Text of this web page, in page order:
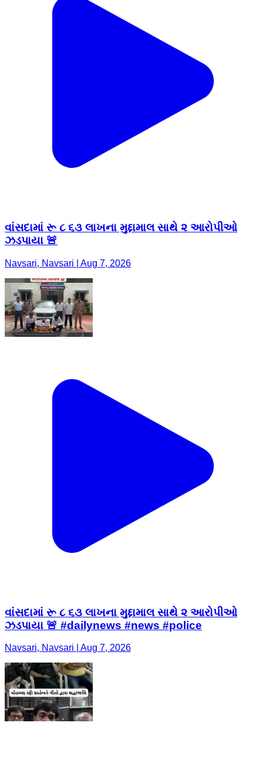
વાંસદામાં રૂ ૮ ૬૩ લાખના મુદ્દામાલ સાથે ૨ આરોપીઓ
ઝડપાયા 🚨
Navsari, Navsari | Aug 7, 2026
વાંસદામાં રૂ ૮ ૬૩ લાખના મુદ્દામાલ સાથે ૨ આરોપીઓ
ઝડપાયા 🚨 #dailynews #news #police
Navsari, Navsari | Aug 7, 2026